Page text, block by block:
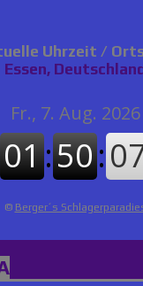
Uhrzeit /
Essen, Deutschland
© Berger´s